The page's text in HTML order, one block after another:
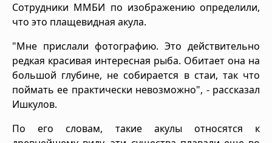
Сотрудники ММБИ по изображению определили,
что это плащевидная акула.
"Мне прислали фотографию. Это действительно
редкая красивая интересная рыба. Обитает она на
большой глубине, не собирается в стаи, так что
поймать ее практически невозможно", - рассказал
Ишкулов.
По его словам, такие акулы относятся к